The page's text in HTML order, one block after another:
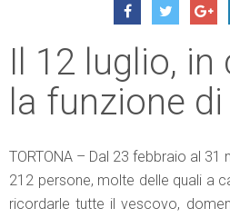
Il 12 luglio, in
la funzione
TORTONA – Dal 23 febbraio al
212 persone, molte delle quali a
ricordarle tutte il vescovo,